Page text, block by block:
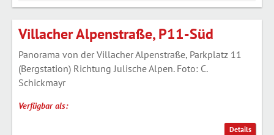
Details
Villacher Alpenstraße, P11-Süd
Panorama von der Villacher Alpenstraße, Parkplatz 11
(Bergstation) Richtung Julische Alpen. Foto: C.
Schickmayr
Verfügbar als: